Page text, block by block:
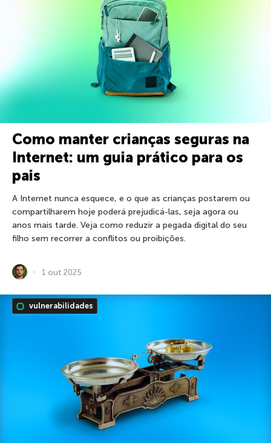
Como manter crianças seguras na
Internet: um guia prático para os
pais
A Internet nunca esquece, e o que as crianças postarem ou
compartilharem hoje poderá prejudicá-las, seja agora ou
anos mais tarde. Veja como reduzir a pegada digital do seu
filho sem recorrer a conflitos ou proibições.
1 out 2025
vulnerabilidades